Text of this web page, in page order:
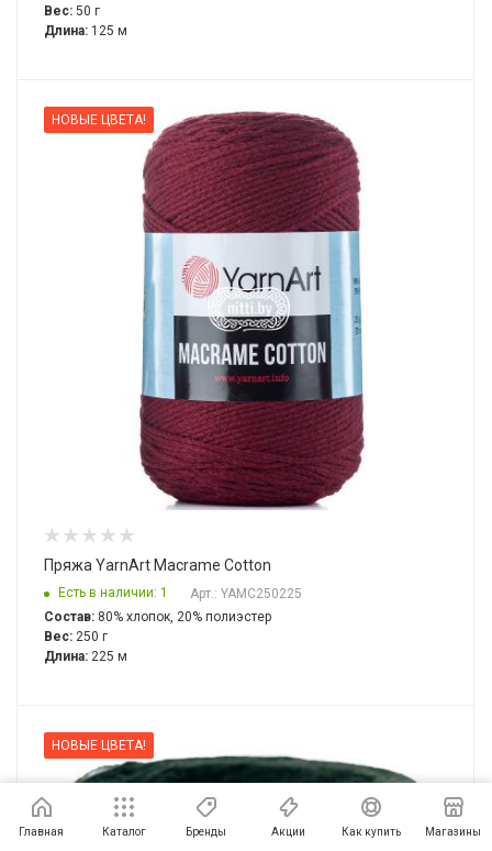
Вес: 50 г
Длина: 125 м
НОВЫЕ ЦВЕТА!
Пряжа YarnArt Macrame Cotton
Есть в наличии: 1
Арт.: YAMC250225
Состав: 80% хлопок, 20% полиэстер
Вес: 250 г
Длина: 225 м
НОВЫЕ ЦВЕТА!
Главная Каталог Бренды Акции Как купить Магазины